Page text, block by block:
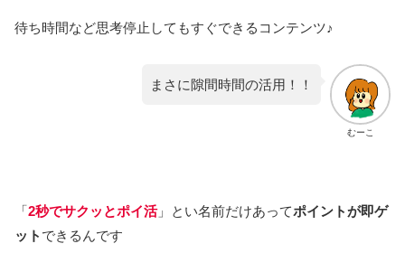
待ち時間など思考停止してもすぐできるコンテンツ♪
むーこ
まさに隙間時間の活用！！
「2秒でサクッとポイ活」とい名前だけあってポイントが即ゲ
ット できるんです